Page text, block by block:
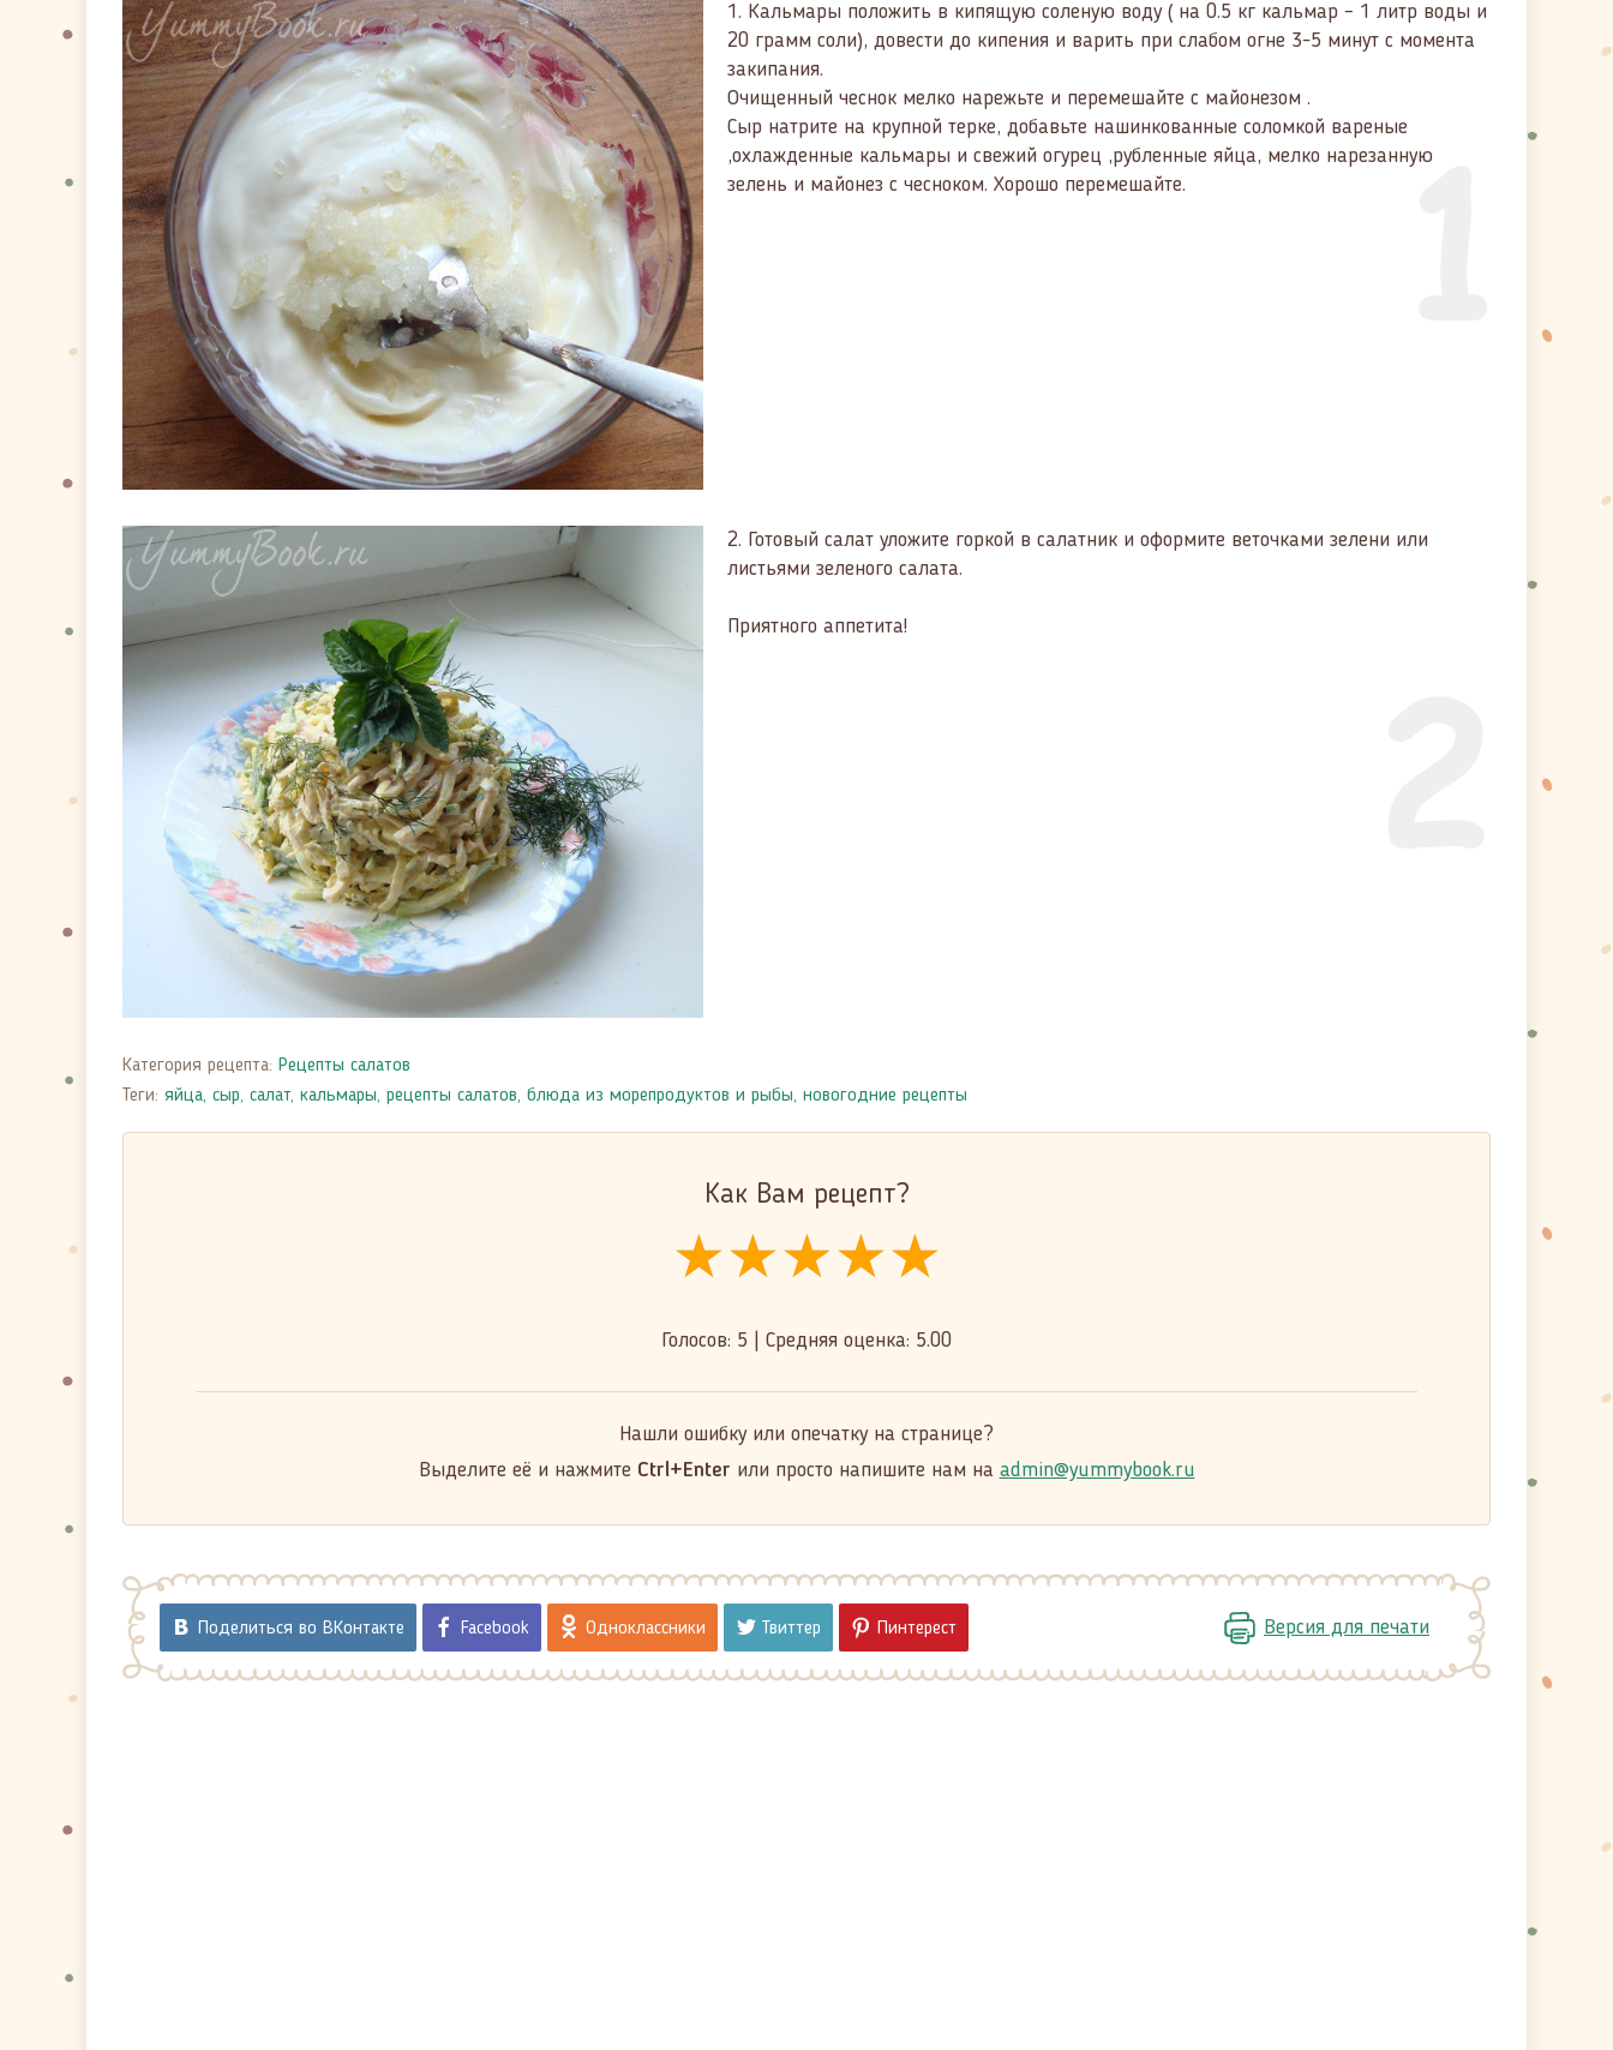
1
1. Кальмары положить в кипящую соленую воду ( на 0.5 кг кальмар – 1 литр воды и
20 грамм соли), довести до кипения и варить при слабом огне 3-5 минут с момента
закипания.
Очищенный чеснок мелко нарежьте и перемешайте с майонезом .
Сыр натрите на крупной терке, добавьте нашинкованные соломкой вареные
,охлажденные кальмары и свежий огурец ,рубленные яйца, мелко нарезанную
зелень и майонез с чесноком. Хорошо перемешайте.
2. Готовый салат уложите горкой в салатник и оформите веточками зелени или
листьями зеленого салата.
Приятного аппетита!
Категория рецепта: Рецепты салатов
Теги: яйца, сыр, салат, кальмары, рецепты салатов, блюда из морепродуктов и рыбы, новогодние рецепты
Как Вам рецепт?
★★★★★
★★★★★
★★★★★
Голосов: 5 Средняя оценка: 5.00
Нашли ошибку или опечатку на странице?
Выделите её и нажмите Ctrl+Enter или просто напишите нам на admin@yummybook.ru
Поделиться во ВКонтакте Facebook Одноклассники Твиттер Пинтерест Версия для печати